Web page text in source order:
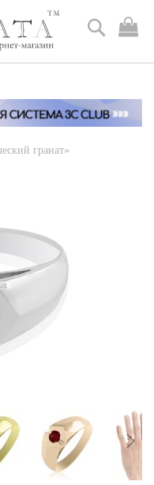
Поиск
гранат»